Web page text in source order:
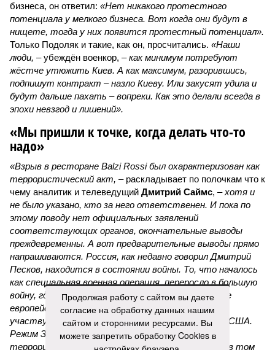
бизнеса, он ответил: «Нет никакого протестного
потенциала у мелкого бизнеса. Вот когда они будут в
нищете, тогда у них появится протестный потенциал».
Только Подоляк и такие, как он, просчитались. «Наши
люди, – убеждён военкор, –как минимум потребуют
жёстче утюжить Киев. А как максимум, разорившись,
подпишут контракт – назло Киеву. Или закусят удила и
будут дальше пахать – вопреки. Как это делали всегда в
эпохи невзгод и лишений».
«Мы пришли к точке, когда делать что-то
надо»
«Взрыв в ресторане Balzi Rossi был охарактеризован как
террористический акт, –раскладывает по полочкам что к
чему аналитик и телеведущий Дмитрий Саймс, –хотя и
не было указано, кто за него ответственен. И пока по
этому поводу нет официальных заявлений
соответствующих органов, окончательные выводы
преждевременны. А вот предварительные выводы прямо
напрашиваются. Россия, как недавно говорил Дмитрий
Песков, находится в состоянии войны. То, что началось
как специальная военная операция, переросло в большую
войну, где на стороне Украины участвуют многие
европейские государства – непосредственно
участвуют. И косвенно, но тоже существенно – США.
Режим Зеленского неоднократно совершал
террористические акты на территории России, в том
Продолжая работу с сайтом вы даете
согласие на обработку данных нашим
сайтом и сторонними ресурсами. Вы
можете запретить обработку Cookies в